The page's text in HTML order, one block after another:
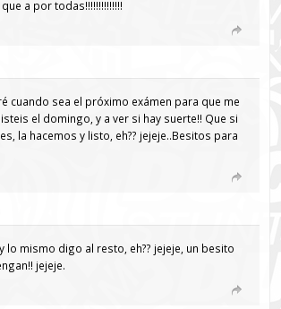
a por todas!!!!!!!!!!!!!!
cuando sea el próximo exámen para que me
el domingo, y a ver si hay suerte!! Que si
la hacemos y listo, eh?? jejeje..Besitos para
lo mismo digo al resto, eh?? jejeje, un besito
jejeje.